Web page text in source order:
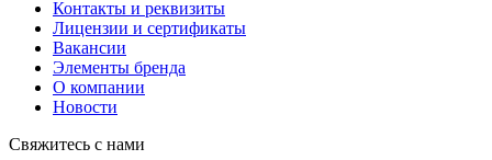
Контакты и реквизиты
Лицензии и сертификаты
Вакансии
Элементы бренда
О компании
Новости
Свяжитесь с нами